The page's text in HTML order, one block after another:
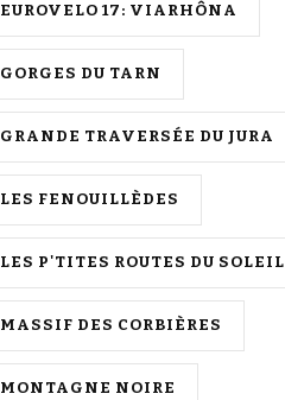
EUROVELO 17: VIARHÔNA
GORGES DU TARN
GRANDE TRAVERSÉE DU JURA
LES FENOUILLÈDES
LES P'TITES ROUTES DU SOLEIL
MASSIF DES CORBIÈRES
MONTAGNE NOIRE